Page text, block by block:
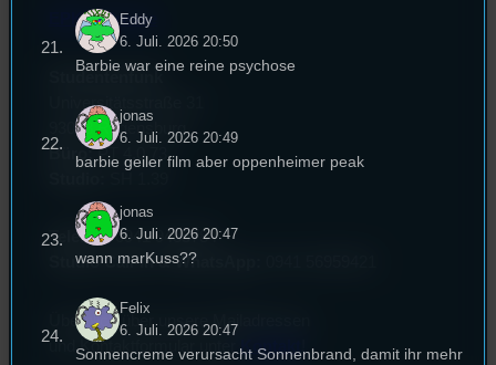
EPK & Presse
Universitätsstraße 31
93053 Regensburg
Büro:PT 4.0.73
Telefon:0941 9435784
Studio Call-In & WhatsApp:
Überblick über unsere Mailadressen
und Kontaktformular unter Kontakt
Eddy
6. Juli. 2026 20:50
Barbie war eine reine psychose
jonas
6. Juli. 2026 20:49
barbie geiler film aber oppenheimer peak
jonas
6. Juli. 2026 20:47
wann marKuss??
Felix
6. Juli. 2026 20:47
Sonnencreme verursacht Sonnenbrand, damit ihr mehr